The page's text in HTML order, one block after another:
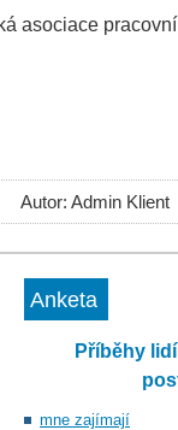
asociace
Autor: Admin Klient
Anketa
Příběhy
mne zajímají